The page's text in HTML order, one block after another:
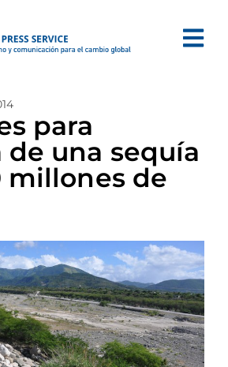
para
de una sequía
millones de